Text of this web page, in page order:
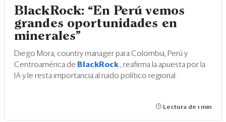
Ranking CEO
Edición Impresa
BlackRock: “En Perú vemos
grandes oportunidades en
minerales”
Diego Mora, country manager para Colombia, Perú y
Centroamérica de BlackRock , reafirma la apuesta por la
IA y le resta importancia al ruido político regional.
Lectura de 1 min